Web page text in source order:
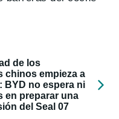
de los
chinos empieza a
BYD no espera ni
en preparar una
del Seal 07